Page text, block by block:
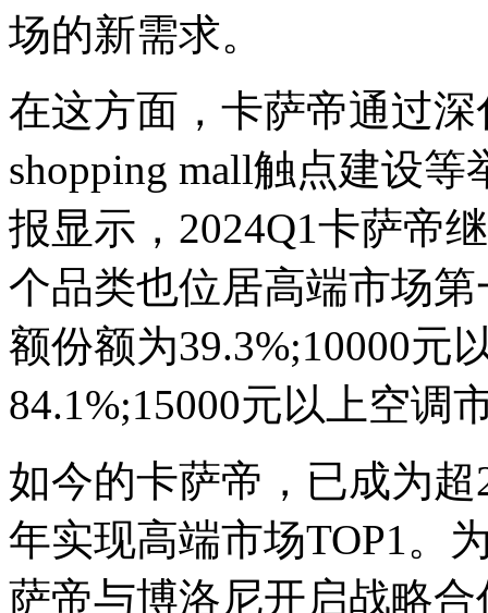
场的新需求。
在这方面，卡萨帝通过
shopping mall触点建设
报显示，2024Q1卡萨帝
个品类也位居高端市场
额份额为39.3%;10000元
84.1%;15000元以上空调
如今的卡萨帝，已成为
年实现高端市场TOP1。
萨帝与博洛尼开启战略